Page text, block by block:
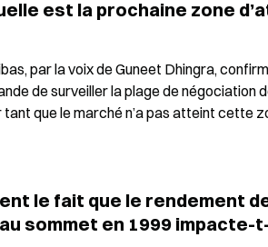
est la prochaine zone
par la voix de Guneet Dhingra,
de surveiller la plage de négociation
que le marché n’a pas atteint cette
le fait que le rendement
sommet en 1999 impacte-